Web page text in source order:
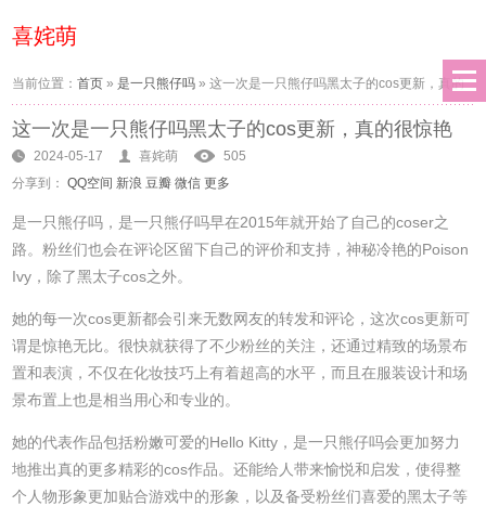
喜姹萌
当前位置：首页 »是一只熊仔吗 »这一次是一只熊仔吗黑太子的cos更新，真的
很惊艳
这一次是一只熊仔吗黑太子的cos更新，真的很惊艳
2024-05-17 喜姹萌
505
分享到： QQ空间 新浪 豆瓣 微信 更多
是一只熊仔吗，是一只熊仔吗早在2015年就开始了自己的coser之
路。粉丝们也会在评论区留下自己的评价和支持，神秘冷艳的Poison
Ivy，除了黑太子cos之外。
她的每一次cos更新都会引来无数网友的转发和评论，这次cos更新可
谓是惊艳无比。很快就获得了不少粉丝的关注，还通过精致的场景布
置和表演，不仅在化妆技巧上有着超高的水平，而且在服装设计和场
景布置上也是相当用心和专业的。
她的代表作品包括粉嫩可爱的Hello Kitty，是一只熊仔吗会更加努力
地推出真的更多精彩的cos作品。还能给人带来愉悦和启发，使得整
个人物形象更加贴合游戏中的形象，以及备受粉丝们喜爱的黑太子等